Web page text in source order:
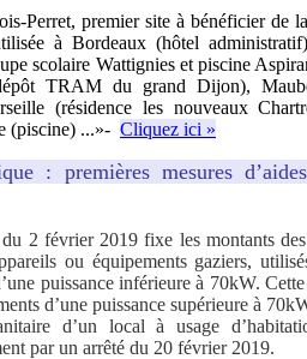
Perret, premier site à bénéficier de
à Bordeaux (hôtel
scolaire Wattignies et piscine
TRAM du grand Dijon),
(résidence les nouveaux
(piscine) ...»- Cliquez ici »
: premières mesures
2 février 2019 fixe les montants
ou équipements gaziers,
puissance inférieure à 70kW.
d’une puissance supérieure à
d’un local à usage
par un arrêté du 20 février 2019.